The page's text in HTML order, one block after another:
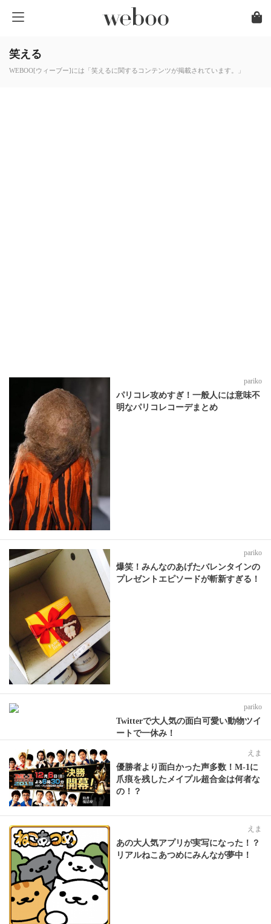
笑える
WEBOO[ウィーブー]には「笑えるに関するコンテンツが掲載されています。」
pariko
パリコレ攻めすぎ！一般人には意味不
明なパリコレコーデまとめ
pariko
爆笑！みんなのあげたバレンタインの
プレゼントエピソードが斬新すぎる！
pariko
Twitterで大人気の面白可愛い動物ツイ
ートで一休み！
えま
優勝者より面白かった声多数！M-1に
爪痕を残したメイプル超合金は何者な
の！？
えま
あの大人気アプリが実写になった！？
リアルねこあつめにみんなが夢中！